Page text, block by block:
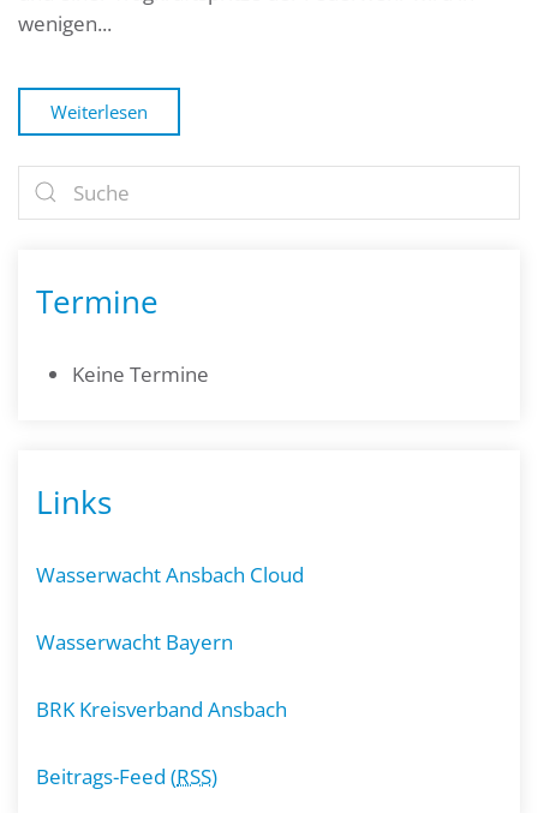
wenigen...
Weiterlesen
Termine
Keine Termine
Links
Wasserwacht Ansbach Cloud
Wasserwacht Bayern
BRK Kreisverband Ansbach
Beitrags-Feed (RSS)